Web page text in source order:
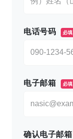
电话号码 必填
电子邮箱 必填
确认电子邮箱